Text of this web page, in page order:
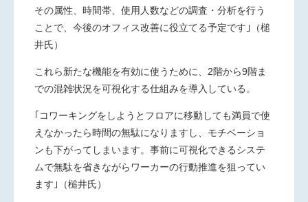
その属性、時間帯、使用人数などの調査・分析を行う
ことで、今後のオフィス改善に役立てる予定です｣（槌
井氏）
これら新たな機能を有効に使うために、2階から9階ま
での混雑状況を可視化する仕組みを導入している。
｢コワーキングをしようとフロアに移動しても満員で使
えなかったら時間の無駄になりますし、モチベーショ
ンも下がってしまいます。事前に可視化できるシステ
ムで無駄を省きながらワーカーの行動推進を狙ってい
ます｣（槌井氏）